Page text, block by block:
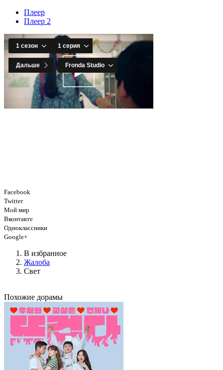
Плеер
Плеер 2
Facebook
Twitter
Мой мир
Вконтакте
Одноклассники
Google+
В избранное
Жалоба
Свет
Похожие дорамы